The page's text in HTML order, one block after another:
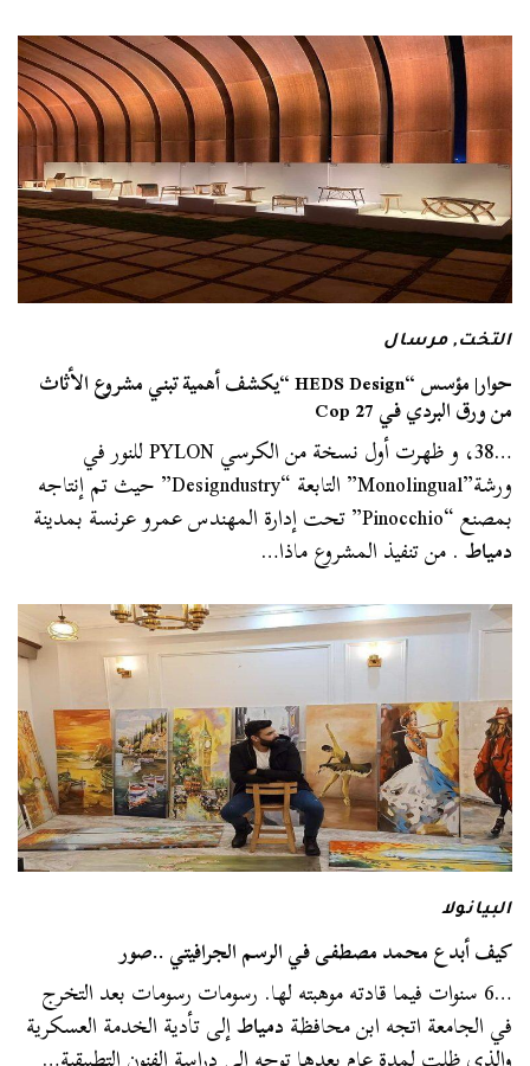
التخت,مرسال
حوار| مؤسس “HEDS Design “يكشف أهمية تبني مشروع الأثاث
من ورق البردي في Cop 27
…38، و ظهرت أول نسخة من الكرسي PYLON للنور في
ورشة”Monolingual” التابعة “Designdustry” حيث تم إنتاجه
بمصنع “Pinocchio” تحت إدارة المهندس عمرو عرنسة بمدينة
دمياط. من تنفيذ المشروع ماذا…
البيانولا
كيف أبدع محمد مصطفى في الرسم الجرافيتي ..صور
…6 سنوات فيما قادته موهبته لها. رسومات رسومات بعد التخرج
في الجامعة اتجه ابن محافظةدمياطإلى تأدية الخدمة العسكرية